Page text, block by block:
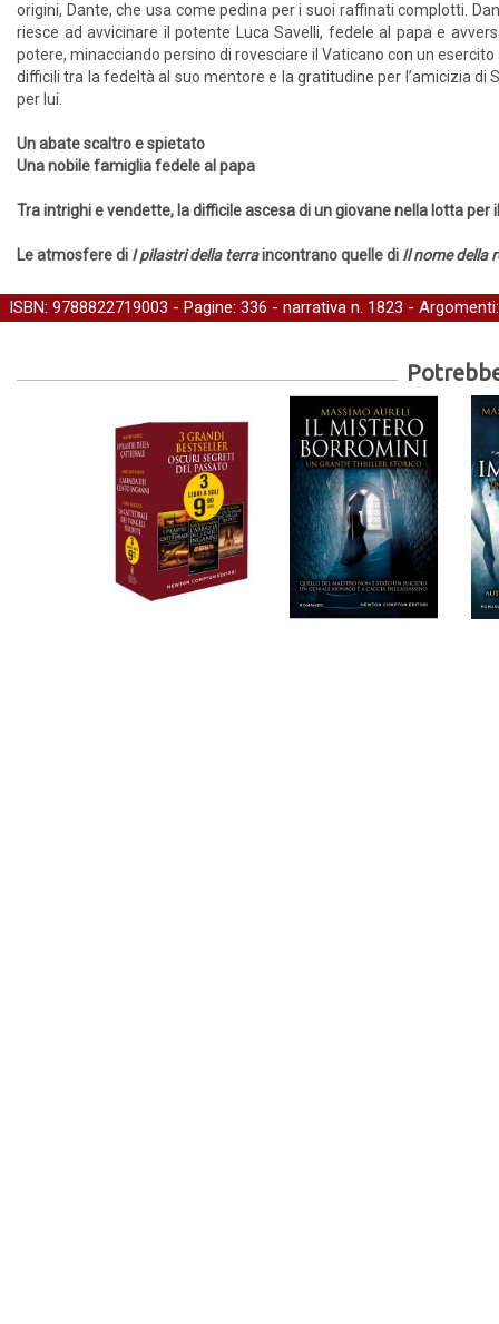
origini, Dante, che usa come pedina per i suoi raffinati complotti.
riesce ad avvicinare il potente Luca Savelli, fedele al papa e
potere, minacciando persino di rovesciare il Vaticano con un
difficili tra la fedeltà al suo mentore e la gratitudine per l’amicizia di
per lui.
Un abate scaltro e spietato
Una nobile famiglia fedele al papa
Tra intrighi e vendette, la difficile ascesa di un giovane nella lotta per
Le atmosfere di I pilastri della terraincontrano quelle di Il nome della
ISBN: 9788822719003 - Pagine: 336 - narrativa n. 1823 -